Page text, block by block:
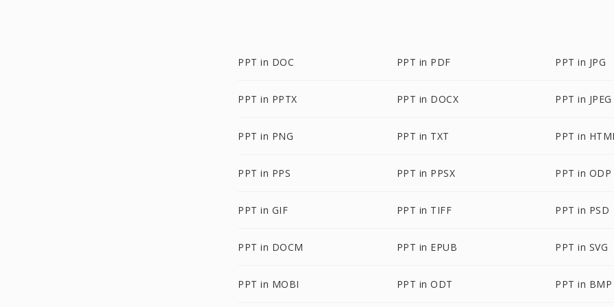
PPT in DOC PPT in PDF PPT in JPG
PPT in PPTX PPT in DOCX PPT in JPEG
PPT in PNG PPT in TXT PPT in
PPT in PPS PPT in PPSX PPT in ODP
PPT in GIF PPT in TIFF PPT in PSD
PPT in DOCM PPT in EPUB PPT in SVG
PPT in MOBI PPT in ODT PPT in BMP